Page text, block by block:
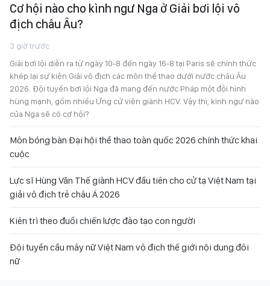
Cơ hội nào cho kình ngư Nga ở Giải bơi lội vô
địch châu Âu?
3 giờ trước
Giải bơi lội diễn ra từ ngày 10-8 đến ngày 16-8 tại Paris sẽ chính thức
khép lại sự kiện Giải vô địch các môn thể thao dưới nước châu Âu
2026. Đội tuyển bơi lội Nga đã mang đến nước Pháp một đội hình
hùng mạnh, gồm nhiều Ứng cử viên giành HCV. Vậy thì, kình ngư nào
của Nga sẽ có cơ hội?
Môn bóng bàn Đại hội thể thao toàn quốc 2026 chính thức khai
cuộc
Lực sĩ Hùng Văn Thế giành HCV đầu tiên cho cử tạ Việt Nam tại
giải vô địch trẻ châu Á 2026
Kiên trì theo đuổi chiến lược đào tạo con người
Đội tuyển cầu mây nữ Việt Nam vô địch thế giới nội dung đôi
nữ